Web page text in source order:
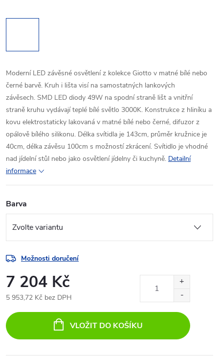
Moderní LED závěsné osvětlení z kolekce Giotto v matné bílé nebo
černé barvě. Kruh i lišta visí na samostatných lankových
závěsech. SMD LED diody 49W na spodní straně lišt a vnitřní
straně kruhu vydávají teplé bílé světlo 3000K. Konstrukce z hliníku a
kovu elektrostaticky lakovaná v matné bílé nebo černé, difuzor z
opálově bílého silikonu. Délka svítidla je 143cm, průměr kružnice je
40cm, délka závěsu 100cm s možností zkrácení. Svítidlo je vhodné
nad jídelní stůl nebo jako osvětlení jídelny či kuchyně. Detailní
informace
Barva
Možnosti doručení
7 204 Kč
5 953,72 Kč bez DPH
cena:
VLOŽIT DO KOŠÍKU